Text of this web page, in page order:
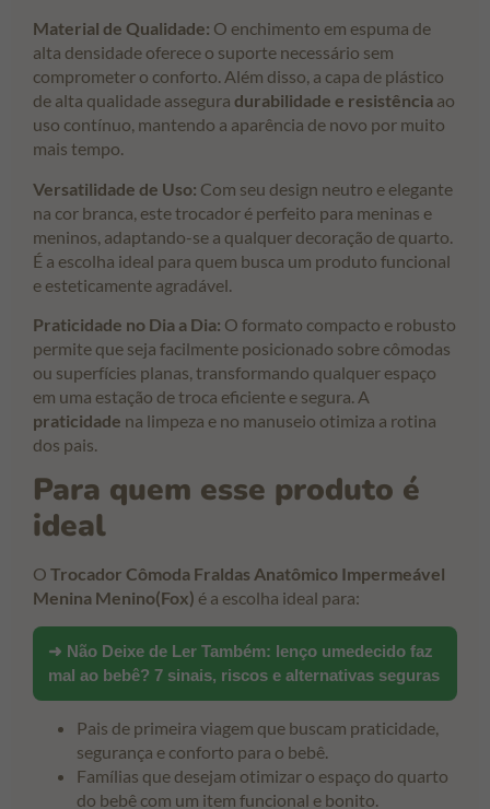
Material de Qualidade: O enchimento em espuma de
alta densidade oferece o suporte necessário sem
comprometer o conforto. Além disso, a capa de plástico
de alta qualidade assegura durabilidade e resistência ao
uso contínuo, mantendo a aparência de novo por muito
mais tempo.
Versatilidade de Uso: Com seu design neutro e elegante
na cor branca, este trocador é perfeito para meninas e
meninos, adaptando-se a qualquer decoração de quarto.
É a escolha ideal para quem busca um produto funcional
e esteticamente agradável.
Praticidade no Dia a Dia: O formato compacto e robusto
permite que seja facilmente posicionado sobre cômodas
ou superfícies planas, transformando qualquer espaço
em uma estação de troca eficiente e segura. A
praticidade na limpeza e no manuseio otimiza a rotina
dos pais.
Para quem esse produto é
ideal
O Trocador Cômoda Fraldas Anatômico Impermeável
Menina Menino(Fox) é a escolha ideal para:
➜ Não Deixe de Ler Também: lenço umedecido faz
mal ao bebê? 7 sinais, riscos e alternativas seguras
Pais de primeira viagem que buscam praticidade,
segurança e conforto para o bebê.
Famílias que desejam otimizar o espaço do quarto
do bebê com um item funcional e bonito.